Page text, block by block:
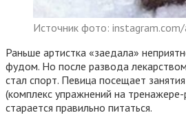
Источник фото:
Раньше артистка «заедала»
фудом. Но после развода
стал спорт. Певица посещает
(комплекс упражнений на
старается правильно питаться.